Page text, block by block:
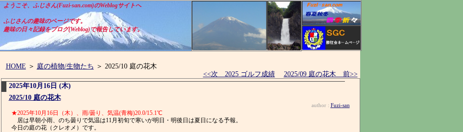
ようこそ、ふじさん(Fuzi-san.com)のWeblogサイトへ
ふじさんの趣味のページです。
趣味の日々記録をブログ(Weblog)で報告しています。
HOME ＞ 庭の植物/生物たち ＞ 2025/10 庭の花木
<<次 2025 ゴルフ成績
2025/09 庭の花木 前>>
2025年10月16日 (木)
2025/10 庭の花木
author : Fuzi-san
★2025年10月16日（木）、雨/曇り、気温(青梅)20.0/15.1℃
居は早朝小雨、のち曇りで気温は11月初旬で寒いが明日・明後日は夏日になる予報。
今日の庭の花（クレオメ）です。